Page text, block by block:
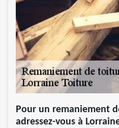
Pour un remaniement
adressez-vous à